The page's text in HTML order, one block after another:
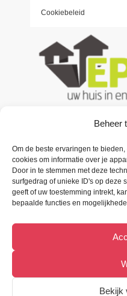
Beheer
Om de beste ervaringen te
cookies om informatie over je
Door in te stemmen met deze
surfgedrag of unieke ID's op deze
geeft of uw toestemming intrekt,
bepaalde functies en
Bekijk
Cookiebeleid
Contacteer ons
Oude Baan 3 B1,
9200 Oudegem
BTW
Bekijk